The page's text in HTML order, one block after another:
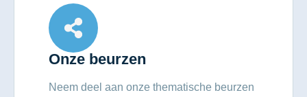
Onze beurzen
Neem deel aan onze thematische beurzen